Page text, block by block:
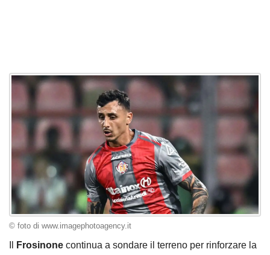
© foto di www.imagephotoagency.it
Frosinone continua a sondare il terreno per rinforzare la